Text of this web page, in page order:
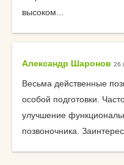
высоком...
Александр Шаронов
Весьма действенные
особой подготовки.
улучшение
позвоночника.